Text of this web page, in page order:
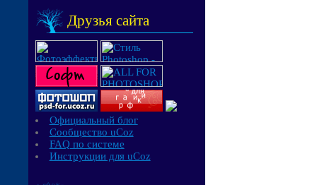
Друзья сайта
Официальный блог
Сообщество uCoz
FAQ по системе
Инструкции для uCoz